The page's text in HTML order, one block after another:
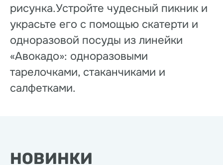
рисунка.Устройте чудесный пикник и
украсьте его с помощью скатерти и
одноразовой посуды из линейки
«Авокадо»: одноразовыми
тарелочками, стаканчиками и
салфетками.
НОВИНКИ